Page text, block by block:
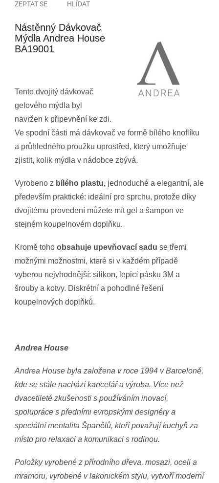
ZEPTAT SE HLÍDAT
Nástěnný Dávkovač
Mýdla Andrea House
BA19001
Tento dvojitý dávkovač
gelového mýdla byl
navržen k připevnění ke zdi.
Ve spodní části má dávkovač ve formě bílého knoflíku
a průhledného proužku uprostřed, který umožňuje
zjistit, kolik mýdla v nádobce zbývá.
Vyrobeno z bílého plastu, jednoduché a elegantní, ale
především praktické: ideální pro sprchu, protože díky
dvojitému provedení můžete mít gel a šampon ve
stejném koupelnovém doplňku.
Kromě toho obsahuje upevňovací sadu se třemi
možnými možnostmi, které si v každém případě
vyberou nejvhodnější: silikon, lepicí pásku 3M a
šrouby a kotvy. Diskrétní a pohodlné řešení
koupelnových doplňků.
Andrea House
Andrea House byla založena v roce 1994 v Barceloně,
kde se stále nachází kancelář a výroba. Více než
dvacetileté zkušenosti s používáním inovací,
spolupráce s předními evropskými designéry a
speciální mentalita Španělů, kteří považují kuchyň za
místo pro relaxaci a komunikaci s rodinou.
Položky vyrobené z přírodního dřeva, mosazi, oceli a
mramoru, vyrobené v lakonickém stylu, vytvoří moderní